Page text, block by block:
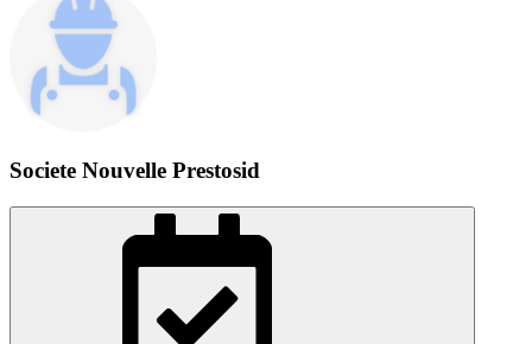
Societe Nouvelle Prestosid